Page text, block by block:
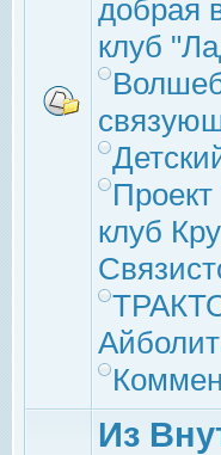
добрая
клуб
клуб
Из